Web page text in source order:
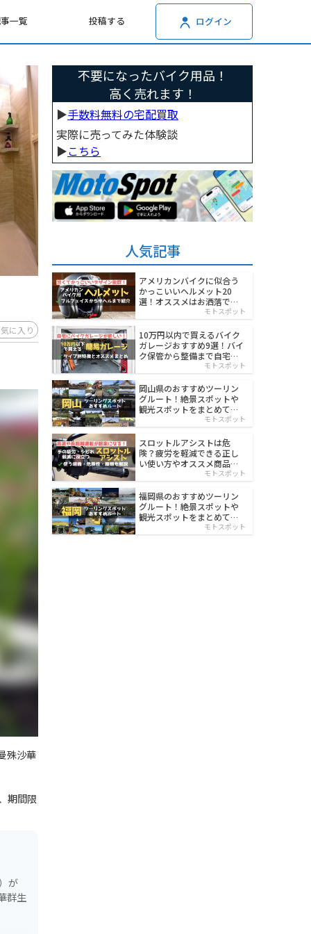
一覧 投稿する ログイン
に入り
殊沙華
期間限
が
群生
不要になったバイク用品！
高く売れます！
▶︎手数料無料の宅配買取
実際に売ってみた体験談
▶︎こちら
人気記事
アメリカンバイクに似合う
かっこいいヘルメット20
選！オススメはお洒落でワ
モトスポット
10万円以内で買えるバイク
ガレージおすすめ9選！バイ
ク保管から整備まで自宅で
モトスポット
岡山県のおすすめツーリン
グルート！絶景スポットや
観光スポットをまとめて紹
モトスポット
スロットルアシストは危
険？疲労を軽減できる正し
い使い方やオススメ商品を
モトスポット
福岡県のおすすめツーリン
グルート！絶景スポットや
観光スポットをまとめて紹
モトスポット